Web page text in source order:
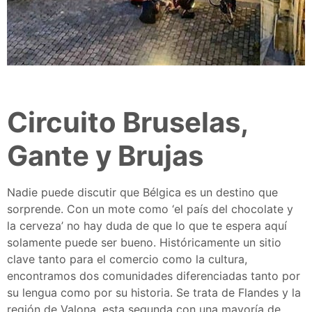
Circuito Bruselas,
Gante y Brujas
Nadie puede discutir que Bélgica es un destino que
sorprende. Con un mote como ‘el país del chocolate y
la cerveza’ no hay duda de que lo que te espera aquí
solamente puede ser bueno. Históricamente un sitio
clave tanto para el comercio como la cultura,
encontramos dos comunidades diferenciadas tanto por
su lengua como por su historia. Se trata de Flandes y la